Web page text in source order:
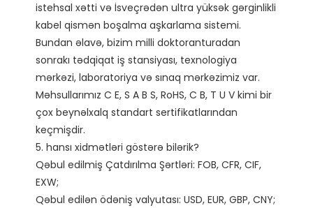
istehsal xətti və İsveçrədən ultra yüksək gərginlikli
kabel qismən boşalma aşkarlama sistemi.
Bundan əlavə, bizim milli doktoranturadan
sonrakı tədqiqat iş stansiyası, texnologiya
mərkəzi, laboratoriya və sınaq mərkəzimiz var.
Məhsullarımız C E, S A B S, RoHS, C B, T U V kimi bir
çox beynəlxalq standart sertifikatlarından
keçmişdir.
5. hansı xidmətləri göstərə bilərik?
Qəbul edilmiş Çatdırılma Şərtləri: FOB, CFR, CIF,
EXW;
Qəbul edilən ödəniş valyutası: USD, EUR, GBP, CNY;